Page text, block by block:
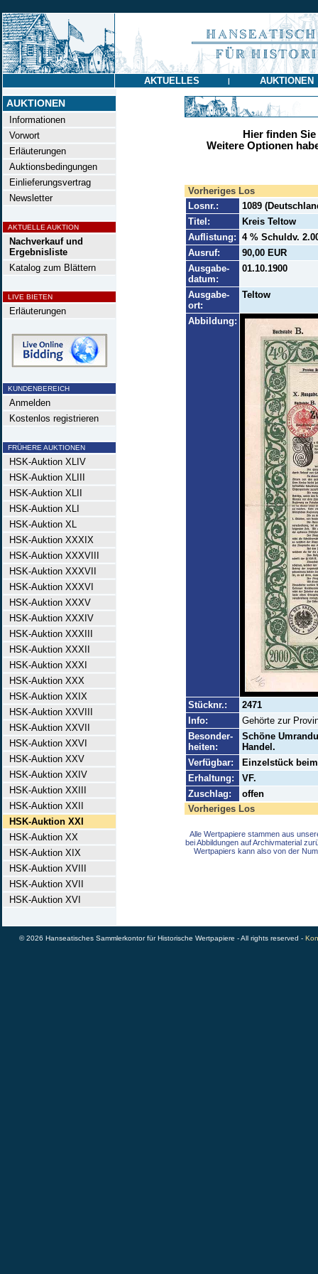
AKTUELLES | AUKTIONEN
AUKTIONEN
Informationen
Vorwort
Erläuterungen
Auktionsbedingungen
Einlieferungsvertrag
Newsletter
AKTUELLE AUKTION
Nachverkauf und
Ergebnisliste
Katalog zum Blättern
LIVE BIETEN
Erläuterungen
KUNDENBEREICH
Anmelden
Kostenlos registrieren
FRÜHERE AUKTIONEN
HSK-Auktion XLIV
HSK-Auktion XLIII
HSK-Auktion XLII
HSK-Auktion XLI
HSK-Auktion XL
HSK-Auktion XXXIX
HSK-Auktion XXXVIII
HSK-Auktion XXXVII
HSK-Auktion XXXVI
HSK-Auktion XXXV
HSK-Auktion XXXIV
HSK-Auktion XXXIII
HSK-Auktion XXXII
HSK-Auktion XXXI
HSK-Auktion XXX
HSK-Auktion XXIX
HSK-Auktion XXVIII
HSK-Auktion XXVII
HSK-Auktion XXVI
HSK-Auktion XXV
HSK-Auktion XXIV
HSK-Auktion XXIII
HSK-Auktion XXII
HSK-Auktion XXI
HSK-Auktion XX
HSK-Auktion XIX
HSK-Auktion XVIII
HSK-Auktion XVII
HSK-Auktion XVI
Hier finden
Weitere Optionen
Vorheriges Los
Losnr.:
1089
Titel:
Kreis Teltow
Auflistung: 4 % Schuldv.
Ausruf:
90,00 EUR
Ausgabe-
datum:
01.10.1900
Ausgabe-
ort:
Teltow
Abbildung:
Stücknr.:
2471
Info:
Gehörte zur
Besonder-
heiten:
Schöne
Handel.
Verfügbar:
Einzelstück
Erhaltung:
VF.
Zuschlag:
offen
Vorheriges Los
Alle Wertpapiere stammen aus
bei Abbildungen auf Archivmaterial
Wertpapiers kann also von der
© 2026 Hanseatisches Sammlerkontor für Historische Wertpapiere - All rights reserved -